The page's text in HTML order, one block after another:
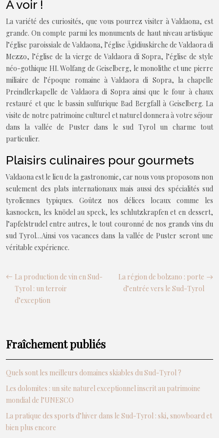
A voir !
La variété des curiosités, que vous pourrez visiter à Valdaona, est
grande. On compte parmi les monuments de haut niveau artistique
l’église paroissiale de Valdaona, l’église Ägidiuskirche de Valdaora di
Mezzo, l’église de la vierge de Valdaora di Sopra, l’église de style
néo-gothique HI. Wolfang de Geiselberg, le monolithe et une pierre
miliaire de l’époque romaine à Valdaora di Sopra, la chapelle
Preindlerkapelle de Valdaora di Sopra ainsi que le four à chaux
restauré et que le bassin sulfurique Bad Bergfall à Geiselberg. La
visite de notre patrimoine culturel et naturel donnera à votre séjour
dans la vallée de Puster dans le sud Tyrol un charme tout
particulier.
Plaisirs culinaires pour gourmets
Valdaona est le lieu de la gastronomie, car nous vous proposons non
seulement des plats internationaux mais aussi des spécialités sud
tyroliennes typiques. Goûtez nos délices locaux comme les
kasnocken, les knödel au speck, les schlutzkrapfen et en dessert,
l’apfelstrudel entre autres, le tout couronné de nos grands vins du
sud Tyrol…Ainsi vos vacances dans la vallée de Puster seront une
véritable expérience.
La production de vin en Sud-
Tyrol : un terroir
d’exception
La région de bolzano : porte
d’entrée vers le Sud-Tyrol
Fraîchement publiés
Quels sont les meilleurs domaines skiables du Sud-Tyrol ?
Les dolomites : un site naturel exceptionnel inscrit au patrimoine
mondial de l’UNESCO
La pratique des sports d’hiver dans le Sud-Tyrol : ski, snowboard et
bien plus encore